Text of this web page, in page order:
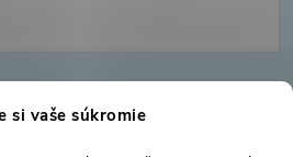
si vaše súkromie